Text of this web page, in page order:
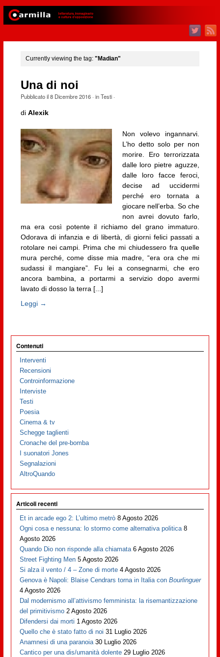
Currently viewing the tag: "Madian"
Una di noi
Pubblicato il8 Dicembre 2016· inTesti·
di Alexik
Non volevo ingannarvi.
L’ho detto solo per non
morire. Ero terrorizzata
dalle loro pietre aguzze,
dalle loro facce feroci,
decise ad uccidermi
perché ero tornata a
giocare nell’erba. So che
non avrei dovuto farlo,
ma era così potente il richiamo del grano immaturo.
Odorava di infanzia e di libertà, di giorni felici passati a
rotolare nei campi. Prima che mi chiudessero fra quelle
mura perché, come disse mia madre, “era ora che mi
sudassi il mangiare”. Fu lei a consegnarmi, che ero
ancora bambina, a portarmi a servizio dopo avermi
lavato di dosso la terra [...]
Leggi →
Contenuti
Interventi
Recensioni
Controinformazione
Interviste
Testi
Poesia
Cinema & tv
Schegge taglienti
Cronache del pre-bomba
I suonatori Jones
Segnalazioni
AltroQuando
Articoli recenti
Et in arcade ego 2: L’ultimo metrò 8 Agosto 2026
Ogni cosa e nessuna: lo stormo come alternativa politica 8
Agosto 2026
Quando Dio non risponde alla chiamata 6 Agosto 2026
Street Fighting Men 5 Agosto 2026
Si alza il vento / 4 – Zone di morte 4 Agosto 2026
Genova è Napoli: Blaise Cendrars torna in Italia conBourlinguer
4 Agosto 2026
Dal modernismo all’attivismo femminista: la risemantizzazione
del primitivismo 2 Agosto 2026
Difendersi dai morti 1 Agosto 2026
Quello che è stato fatto di noi 31 Luglio 2026
Anamnesi di una paranoia 30 Luglio 2026
Cantico per una dis/umanità dolente 29 Luglio 2026